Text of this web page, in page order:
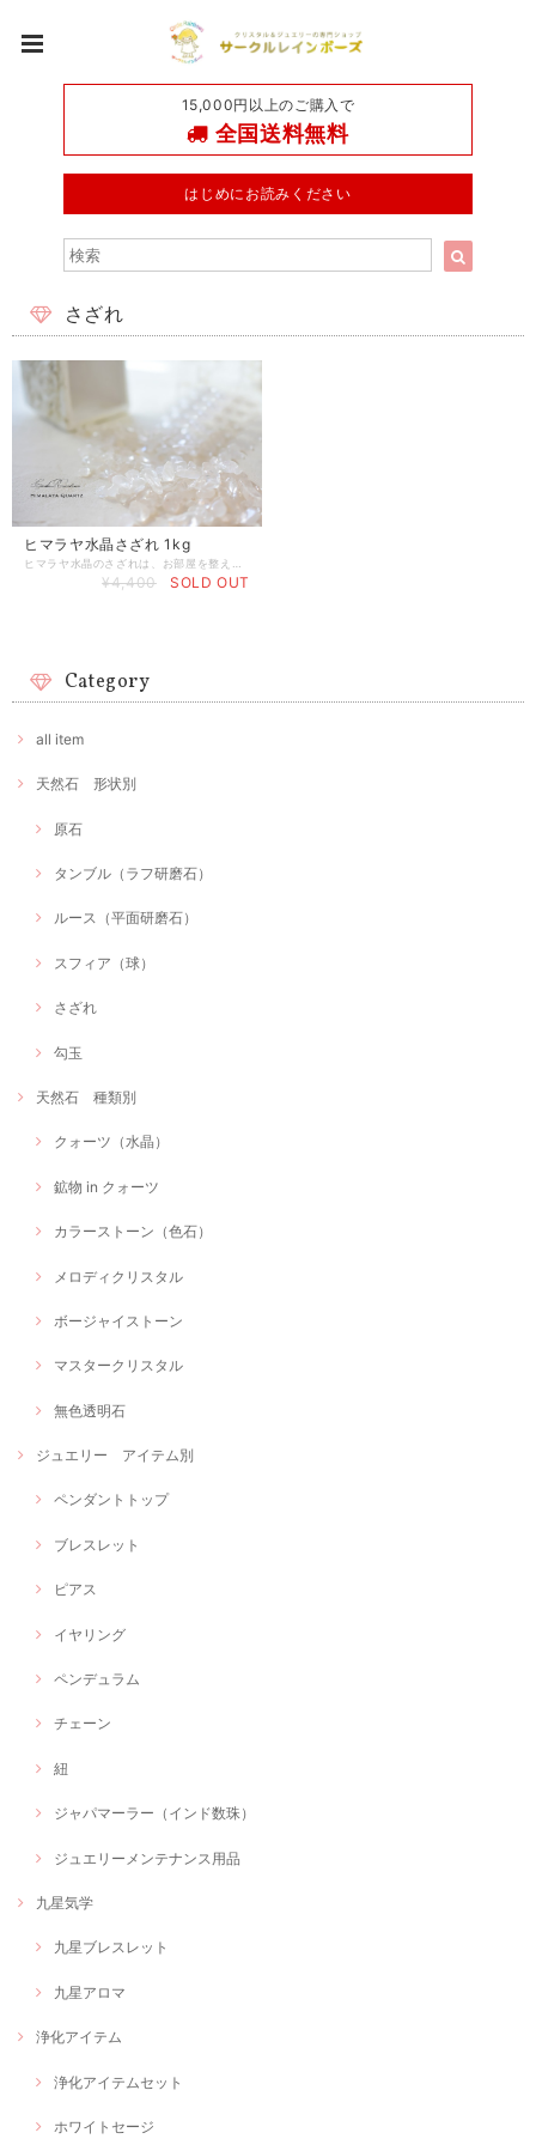
15,000円以上のご購入で
全国送料無料
はじめにお読みください
さざれ
ヒマラヤ水晶さざれ 1kg
ヒマラヤ水晶のさざれは、お部屋を整えたり、ブレスレット、天然石の浄化のためにお使いいただけます。 ヒマラヤ産水晶のさざれは、さざれの中でも特にエネルギーが高く、浄化に適しています。 さざれが約1.8kg以上あると石同士で浄化して、いつも綺麗なエネルギーを放出してくれると言われています。 家相でもよく使うアイテムです。 家相についてのご相談は、サークルレインボーズHPからお問い合わせください。 【English】Himalaya Quartz 【産地】ヒマラヤ産 【サイズ】少し大きめのさざれです。 【重量】1kg 【浄化方法】セージ、日光浴、月光浴、水浴、音浴
¥4,400 SOLD OUT
Category
all item
天然石 形状別
原石
タンブル（ラフ研磨石）
ルース（平面研磨石）
スフィア（球）
さざれ
勾玉
天然石 種類別
クォーツ（水晶）
鉱物 in クォーツ
カラーストーン（色石）
メロディクリスタル
ボージャイストーン
マスタークリスタル
無色透明石
ジュエリー アイテム別
ペンダントトップ
ブレスレット
ピアス
イヤリング
ペンデュラム
チェーン
紐
ジャパマーラー（インド数珠）
ジュエリーメンテナンス用品
九星気学
九星ブレスレット
九星アロマ
浄化アイテム
浄化アイテムセット
ホワイトセージ